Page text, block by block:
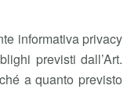
informativa privacy
previsti dall’Art.
a quanto previsto